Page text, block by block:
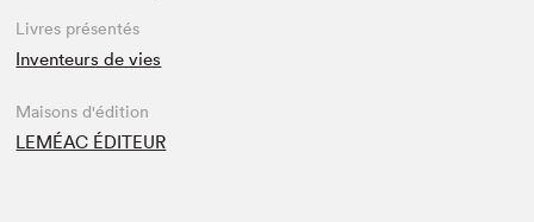
Livres présentés
Inventeurs de vies
Maisons d'édition
LEMÉAC ÉDITEUR